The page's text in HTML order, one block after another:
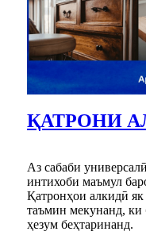
ҚАТРОНИ
Аз сабаби
интихоби маъмул
Қатронҳои алкидӣ
таъмин мекунанд, ки
ҳезум беҳтаринанд.